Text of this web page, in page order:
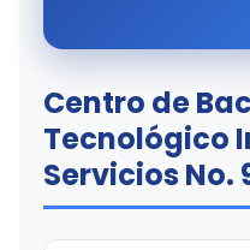
Centro de
Tecnológico
Servicios No.